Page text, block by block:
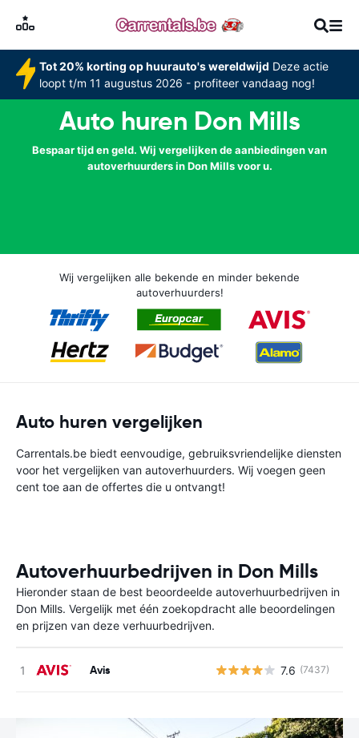
Tot 20% korting op huurauto's wereldwijd Deze actie
loopt t/m 11 augustus 2026 - profiteer vandaag nog!
Auto huren Don Mills
Bespaar tijd en geld. Wij vergelijken de aanbiedingen van
autoverhuurders in Don Mills voor u.
Wij vergelijken alle bekende en minder bekende
autoverhuurders!
Auto huren vergelijken
Carrentals.be biedt eenvoudige, gebruiksvriendelijke diensten
voor het vergelijken van autoverhuurders. Wij voegen geen
cent toe aan de offertes die u ontvangt!
Autoverhuurbedrijven in Don Mills
Hieronder staan de best beoordeelde autoverhuurbedrijven in
Don Mills. Vergelijk met één zoekopdracht alle beoordelingen
en prijzen van deze verhuurbedrijven.
Avis 7.6 (7437)